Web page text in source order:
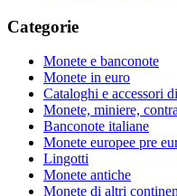
Categorie
Monete e banconote
Monete in euro
Cataloghi e accessori
Monete, miniere,
Banconote italiane
Monete europee pre
Lingotti
Monete antiche
Monete di altri